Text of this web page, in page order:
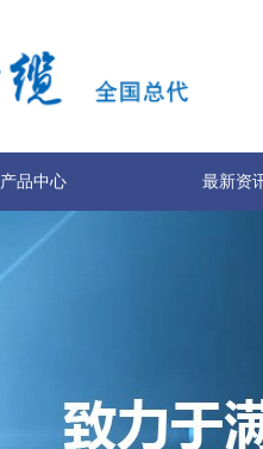
产品中心 最新资
联系我们